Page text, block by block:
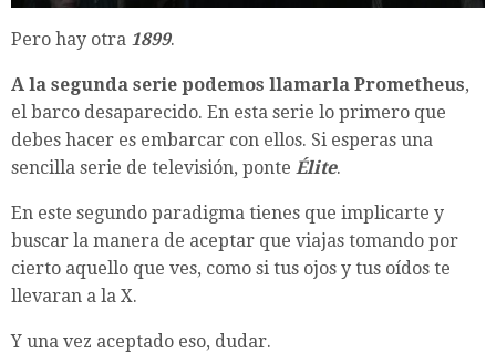
Pero hay otra 1899.
A la segunda serie podemos llamarla Prometheus,
el barco desaparecido. En esta serie lo primero que
debes hacer es embarcar con ellos. Si esperas una
sencilla serie de televisión, ponte Élite.
En este segundo paradigma tienes que implicarte y
buscar la manera de aceptar que viajas tomando por
cierto aquello que ves, como si tus ojos y tus oídos te
llevaran a la X.
Y una vez aceptado eso, dudar.